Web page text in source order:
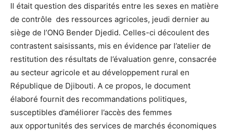
Il était question des disparités entre les sexes en matière
de contrôle des ressources agricoles, jeudi dernier au
siège de l’ONG Bender Djedid. Celles-ci découlent des
contrastent saisissants, mis en évidence par l’atelier de
restitution des résultats de l’évaluation genre, consacrée
au secteur agricole et au développement rural en
République de Djibouti. A ce propos, le document
élaboré fournit des recommandations politiques,
susceptibles d’améliorer l’accès des femmes
aux opportunités des services de marchés économiques